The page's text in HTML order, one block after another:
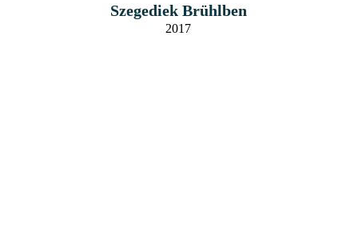
Szegediek Brühlben
2017